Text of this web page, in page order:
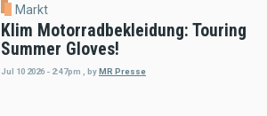
Markt
Klim Motorradbekleidung: Touring
Summer Gloves!
Jul 10 2026 - 2:47pm byMR Presse